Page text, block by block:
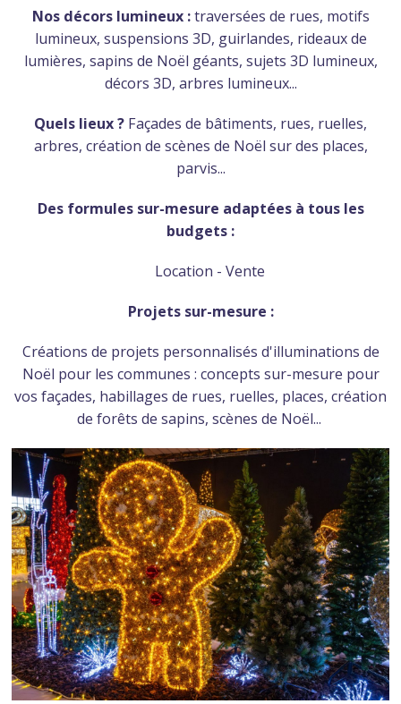
Nos décors lumineux :traversées de rues, motifs
lumineux, suspensions 3D, guirlandes, rideaux de
lumières, sapins de Noël géants, sujets 3D lumineux,
décors 3D, arbres lumineux...
Quels lieux ? Façades de bâtiments, rues, ruelles,
arbres, création de scènes de Noël sur des places,
parvis...
Des formules sur-mesure adaptées à tous les
budgets :
Location - Vente
Projets sur-mesure :
Créations de projets personnalisés d'illuminations de
Noël pour les communes : concepts sur-mesure pour
vos façades, habillages de rues, ruelles, places, création
de forêts de sapins, scènes de Noël...